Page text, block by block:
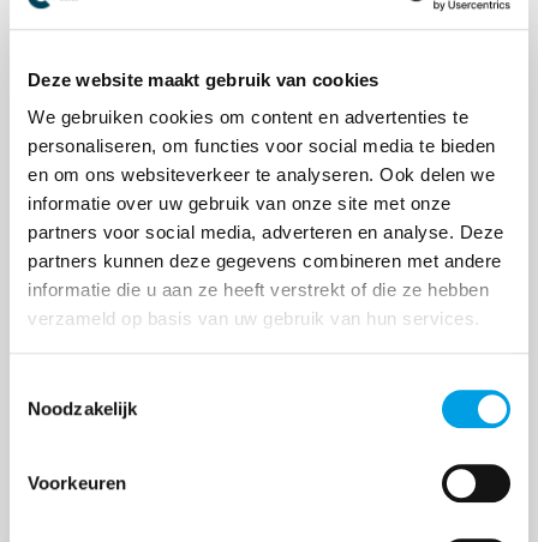
Deze website maakt gebruik van cookies
We gebruiken cookies om content en advertenties te
personaliseren, om functies voor social media te bieden
en om ons websiteverkeer te analyseren. Ook delen we
informatie over uw gebruik van onze site met onze
partners voor social media, adverteren en analyse. Deze
partners kunnen deze gegevens combineren met andere
informatie die u aan ze heeft verstrekt of die ze hebben
verzameld op basis van uw gebruik van hun services.
Noodzakelijk
Voorkeuren
Compliance diensten binnenkort
beschikbaar voor China-importeurs
De Europese richtlijnen rondom de veiligheid van
producten worden steeds strenger. Hiermee groeit
de verantwoordelijkheid voor Westerse bedrijven
die producten uit landen zoals China naar Europa
i...